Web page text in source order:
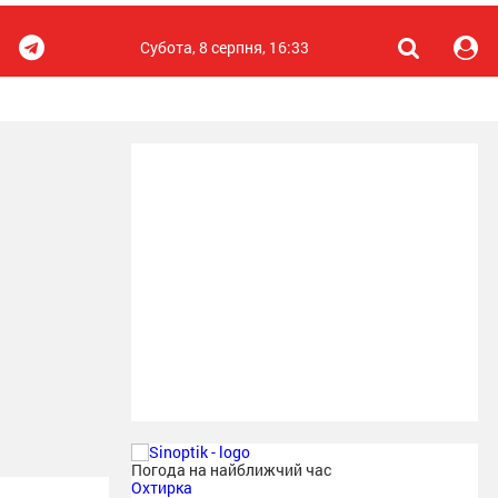
Субота, 8 серпня, 16:33
Погода на найближчий час
Охтирка